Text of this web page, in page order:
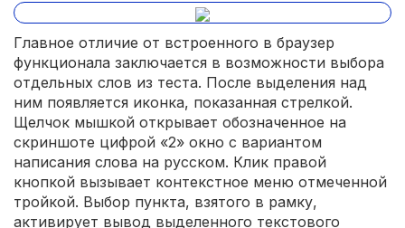
Главное отличие от встроенного в браузер
функционала заключается в возможности выбора
отдельных слов из теста. После выделения над
ним появляется иконка, показанная стрелкой.
Щелчок мышкой открывает обозначенное на
скриншоте цифрой «2» окно с вариантом
написания слова на русском. Клик правой
кнопкой вызывает контекстное меню отмеченной
тройкой. Выбор пункта, взятого в рамку,
активирует вывод выделенного текстового